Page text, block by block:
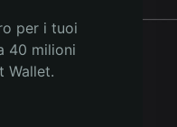
per i tuoi
40 milioni
Wallet.